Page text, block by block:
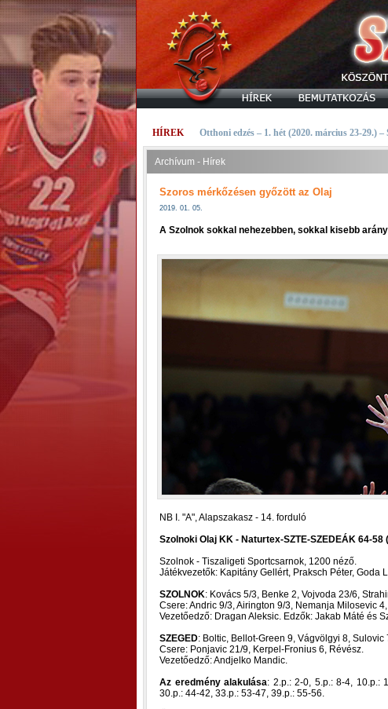
HÍREK Otthoni edzés – 1. hét (2020. március 23-29.)
Archívum - Hírek
Szoros mérkőzésen győzött az Olaj
2019. 01. 05.
A Szolnok sokkal nehezebben, sokkal kisebb
NB I. "A", Alapszakasz - 14. forduló
Szolnoki Olaj KK - Naturtex-SZTE-SZEDEÁK 64-58
Szolnok - Tiszaligeti Sportcsarnok, 1200 néző.
Játékvezetők: Kapitány Gellért, Praksch Péter, Goda
SZOLNOK: Kovács 5/3, Benke 2, Vojvoda 23/6,
Csere: Andric 9/3, Airington 9/3, Nemanja Milosevic
Vezetőedző: Dragan Aleksic. Edzők: Jakab Máté és
SZEGED: Boltic, Bellot-Green 9, Vágvölgyi 8, Sulovic
Csere: Ponjavic 21/9, Kerpel-Fronius 6, Révész.
Vezetőedző: Andjelko Mandic.
Az eredmény alakulása: 2.p.: 2-0, 5.p.: 8-4, 10.p.:
30.p.: 44-42, 33.p.: 53-47, 39.p.: 55-56.